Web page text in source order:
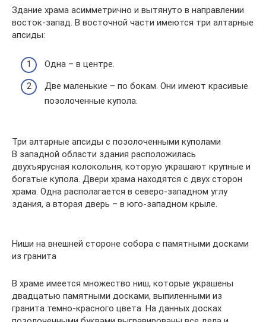
Здание храма асимметрично и вытянуто в направлении
восток-запад. В восточной части имеются три алтарные
апсиды:
Одна – в центре.
Две маленькие – по бокам. Они имеют красивые
позолоченные купола.
Три алтарные апсиды с позолоченными куполами
В западной области здания расположилась
двухъярусная колокольня, которую украшают крупные и
богатые купола. Двери храма находятся с двух сторон
храма. Одна располагается в северо-западном углу
здания, а вторая дверь – в юго-западном крыле.
Ниши на внешней стороне собора с памятными досками
из гранита
В храме имеется множество ниш, которые украшены
двадцатью памятными досками, выпиленными из
гранита темно-красного цвета. На данных досках